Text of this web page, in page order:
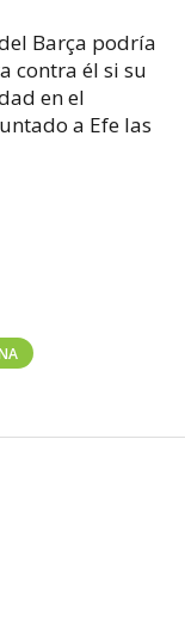
Barça podría
contra él si su
en el
a Efe las